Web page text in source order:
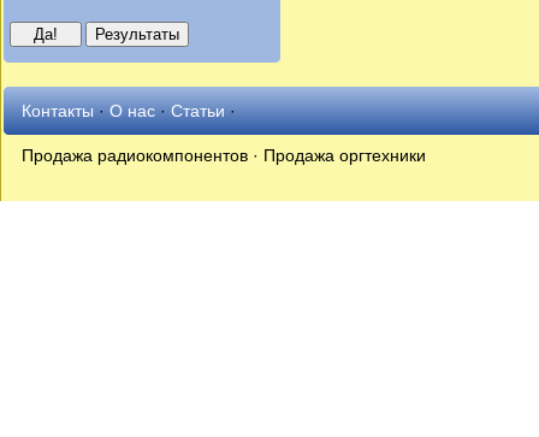
Контакты·О нас·Статьи·
Продажа радиокомпонентов · Продажа оргтехники